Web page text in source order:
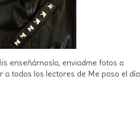
enseñárnosla, enviadme fotos a
a todos los lectores de Me paso el día